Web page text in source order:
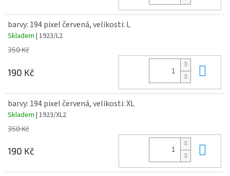
barvy: 194 pixel červená, velikosti: L
Skladem | 1923/L2
350 Kč
190 Kč
barvy: 194 pixel červená, velikosti: XL
Skladem | 1923/XL2
350 Kč
190 Kč